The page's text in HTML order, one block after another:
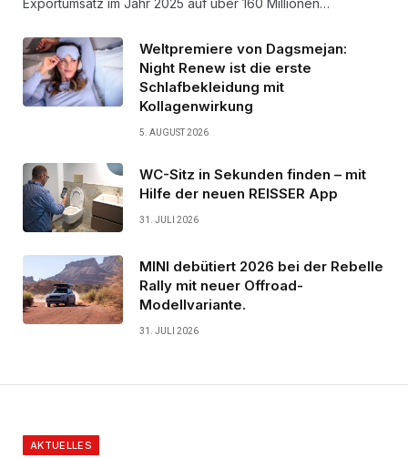
Weltpremiere von Dagsmejan:
Night Renew ist die erste
Schlafbekleidung mit
Kollagenwirkung
5. AUGUST 2026
WC-Sitz in Sekunden finden – mit
Hilfe der neuen REISSER App
31. JULI 2026
MINI debütiert 2026 bei der Rebelle
Rally mit neuer Offroad-
Modellvariante.
31. JULI 2026
AKTUELLES